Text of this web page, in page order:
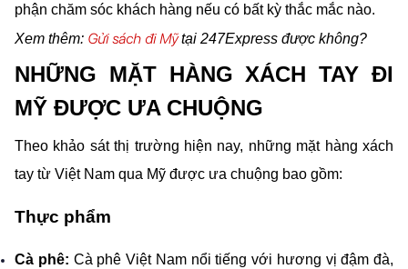
phận chăm sóc khách hàng nếu có bất kỳ thắc mắc nào.
Xem thêm: Gửi sách đi Mỹ tại 247Express được không?
NHỮNG MẶT HÀNG XÁCH TAY ĐI
MỸ ĐƯỢC ƯA CHUỘNG
Theo khảo sát thị trường hiện nay, những mặt hàng xách
tay từ Việt Nam qua Mỹ được ưa chuộng bao gồm:
Thực phẩm
Cà phê: Cà phê Việt Nam nổi tiếng với hương vị đậm đà,